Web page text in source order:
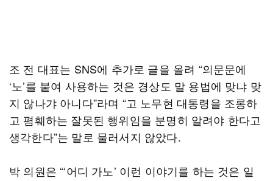
조 전 대표는 SNS에 추가로 글을 올려 “의문문에
‘노’를 붙여 사용하는 것은 경상도 말 용법에 맞냐 맞
지 않나갸 아니다”라며 “고 노무현 대통령을 조롱하
고 폄훼하는 잘못된 행위임을 분명히 알려야 한다고
생각한다”는 말로 물러서지 않았다.
박 의원은 “‘어디 가노’ 이런 이야기를 하는 것은 일